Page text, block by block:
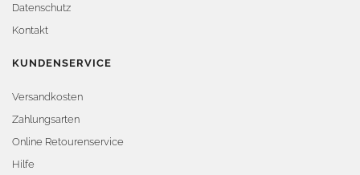
Datenschutz
Kontakt
KUNDENSERVICE
Versandkosten
Zahlungsarten
Online Retourenservice
Hilfe